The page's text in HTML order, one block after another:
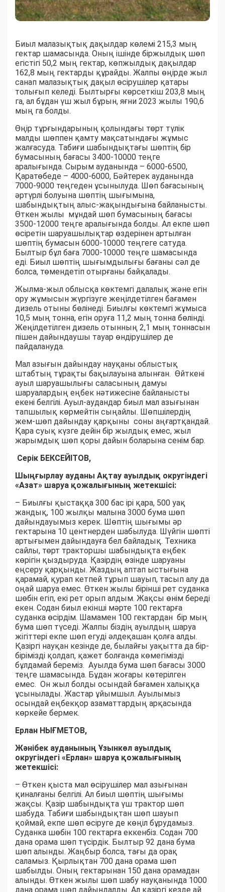
Биыл малазықтық дақылдар көлемі 215,3 мың
гектар шамасында. Оның ішінде біржылдық шөп
егістігі 50,2 мың гектар, көпжылдық дақылдар
162,8 мың гектарды құрайды. Жалпы өңірде жыл
санап малазықтық дақыл өсірушілер қатары
толығып келеді. Былтырғы көрсеткіш 203,8 мың
га, ал бұдан үш жыл бұрын, яғни 2023 жылы 190,6
мың га болды.
Өңір тұрғындарының қолындағы төрт түлік
малды шөппен қамту мақсатындағы жұмыс
жалғасуда. Табиғи шабындықтағы шөптің бір
бумасының бағасы 3400-10000 теңге
аралығында. Сырым ауданында – 6000-6500,
Қаратөбеде – 4000-6000, Бәйтерек ауданында
7000-9000 теңгеден ұсынылуда. Шөп бағасының
әртүрлі болуына шөптің шығымына,
шабындықтың алыс-жақындығына байланысты.
Өткен жылы мұндай шөп бумасының бағасы
3500-12000 теңге аралығында болды. Ал екпе шөп
өсіретін шаруашылықтар өздерінен артылған
шөптің бумасын 6000-10000 теңгеге сатуда.
Былтыр бұл баға 7000-10000 теңге шамасында
еді. Биыл шөптің шығымдылығы бағаны сәл де
болса, төмендетіп отырғаны байқалады.
Жылма-жыл облысқа көктемгі далалық және егін
ору жұмысын жүргізуге жеңілдетілген бағамен
дизель отыны бөлінеді. Биылғы көктемгі жұмыса
10,5 мың тонна, егін оруға 11,2 мың тонна бөлінді.
Жеңілдетілген дизель отынның 2,1 мың тоннасын
пішен дайындаушы тауар өндірушілер де
пайдалануда.
Мал азығын дайындау науқаны облыстық
штабтың тұрақты бақылауына алынған. Өйткені
ауыл шаруашылығы саласының дамуы
шаруалардың еңбек нәтижесіне байланысты
екені белгілі. Ауыл-аудандар биыл мал азығынан
тапшылық көрмейтін сыңайлы. Шөпшілердің
жем-шөп дайындау қарқыны соны аңғартқандай.
Қара суық күзге дейін бір жылдық емес, жыл
жарымдық шөп қоры дайын боларына сенім бар.
Серік БЕКСЕЙІТОВ,
Шыңғырлау ауданы Ақтау ауылдық округіндегі
«Азат» шаруа қожалығының жетекшісі:
– Биылғы қыстаққа 300 бас ірі қара, 500 уақ
жандық, 100 жылқы малына 3000 бума шөп
дайындауымыз керек. Шөптің шығымы әр
гектарына 10 центнерден шабылуда. Шүйгін шөпті
артығымен дайындауға бел байладық. Техника
сайлы, төрт тракторшы шабындықта еңбек
көрігін қыздыруда. Қазірдің өзінде шаруаны
еңсеру қарқынды. Жаздың аптап ыстығына
қарамай, қурап кетпей тұрып шауып, тасып алу да
оңай шаруа емес. Өткен жылы бірінші рет суданка
шөбін егіп, екі рет орып алдым. Жақсы өнім береді
екен. Содан биыл екінші мәрте 100 гектарға
суданка өсірдім. Шамамен 100 гектардан бір мың
бума шөп түседі. Жалпы біздің ауылдың шаруа
жігіттері екпе шөп егуді әлдеқашан қолға алды.
Қазіргі науқан кезінде де, былайғы уақытта да бір-
бірімізді қолдап, қажет болғанда көмегімізді
бұлдамай береміз. Ауылда бума шөп бағасы 3000
теңге шамасында. Бұдан жоғары көтерілген
емес. Он жыл болды осындай бағамен халыққа
ұсынылады. Жастар ұйымшыл. Ауылымыз
осындай еңбекқор азаматтардың арқасында
көркейе бермек.
Ерлан НЫҒМЕТОВ,
Жәнібек ауданының Ұзынкөл ауылдық
округіндегі «Ерлан» шаруа қожалығының
жетекшісі:
– Өткен қыста мал өсірушілер мал азығынан
қиналғаны белгілі. Ал биыл шөптің шығымы
жақсы. Қазір шабындықта үш трактор шөп
шабуда. Табиғи шабындықтан шөп шауып
қоймай, екпе шөп өсіруге де көңіл бұрудамыз.
Суданка шөбін 100 гектарға еккенбіз. Содан 700
дана орама шөп түсірдік. Былтыр 92 дана бума
шөп алынды. Жаңбыр болса, тағы да орақ
саламыз. Қырлықтан 700 дана орама шөп
шабылды. Оның гектарынан 150 дана орамадан
алынды. Өткен жылы шөп шабу науқанында 1000
дана орама шөп дайындалды. Ал қазіргі кезде ай